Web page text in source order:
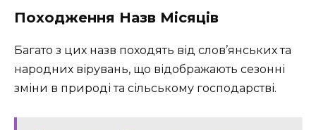
Походження Назв Місяців
Багато з цих назв походять від слов’янських та
народних вірувань, що відображають сезонні
зміни в природі та сільському господарстві.